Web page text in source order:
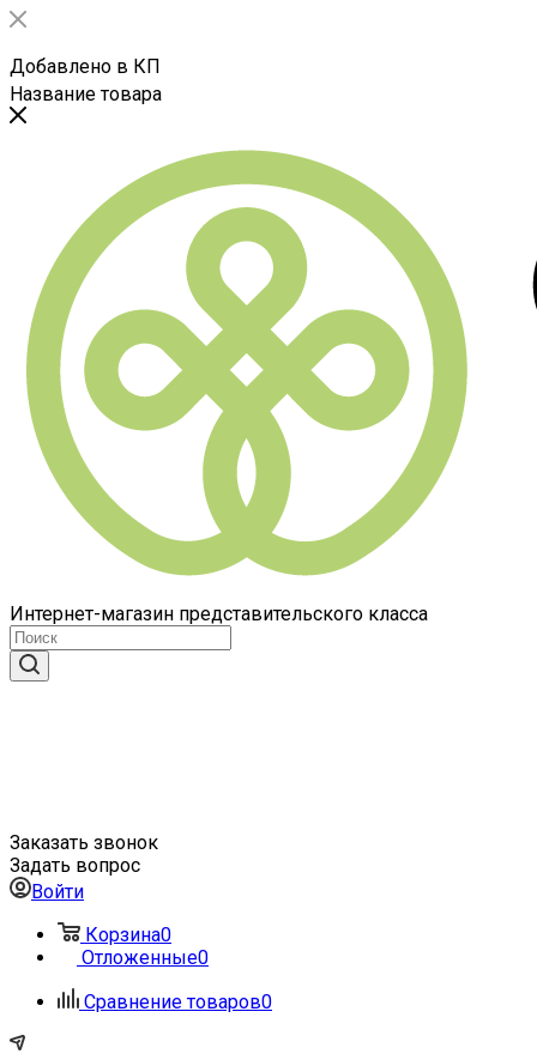
Добавлено в КП
Название товара
Интернет-магазин представительского класса
Заказать звонок
Задать вопрос
Войти
Корзина0
Отложенные0
Сравнение товаров0